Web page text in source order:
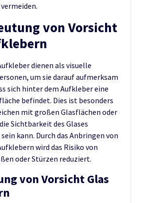
von Vorsicht
dienen als visuelle
um sie darauf aufmerksam
sich hinter dem Aufkleber eine
befindet. Dies ist besonders
mit großen Glasflächen oder
Sichtbarkeit des Glases
kann. Durch das Anbringen von
wird das Risiko von
oder Stürzen reduziert.
von Vorsicht Glas